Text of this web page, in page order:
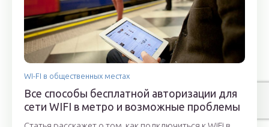
WI-FI в общественных местах
Все способы бесплатной авторизации для
сети WIFI в метро и возможные проблемы